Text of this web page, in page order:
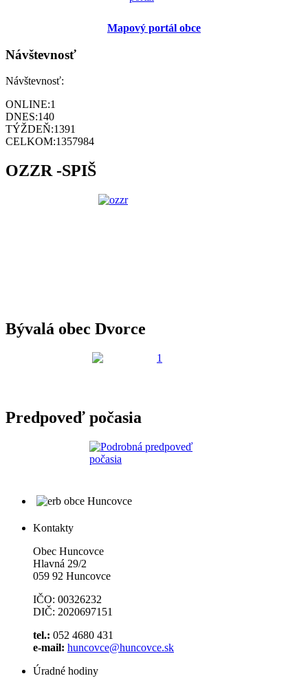
Mapový portál obce
Návštevnosť
Návštevnosť:
ONLINE:1
DNES:140
TÝŽDEŇ:1391
CELKOM:1357984
OZZR -SPIŠ
Bývalá obec Dvorce
Predpoveď počasia
Kontakty
Obec Huncovce
Hlavná 29/2
059 92 Huncovce
IČO: 00326232
DIČ: 2020697151
tel.: 052 4680 431
e-mail: huncovce@huncovce.sk
Úradné hodiny